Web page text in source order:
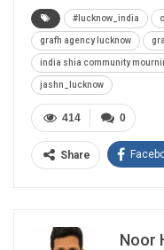
#lucknow_india
grafh agency lucknow
india shia community
jashn_lucknow
0
414
Share
Noor